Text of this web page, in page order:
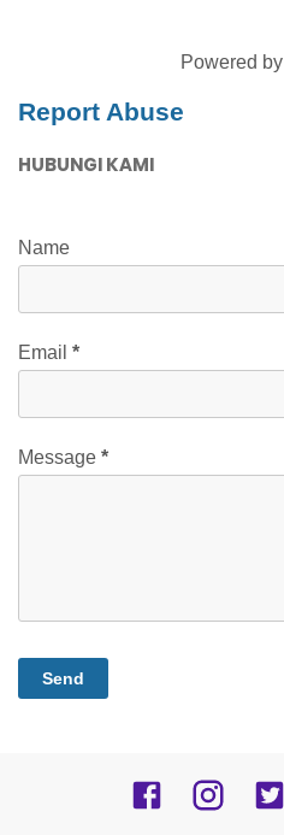
Powered by
Report Abuse
HUBUNGI KAMI
Name
Email *
Message *